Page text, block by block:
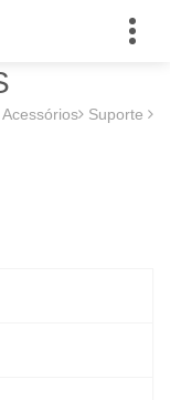
Acessórios Suporte